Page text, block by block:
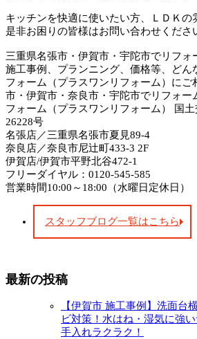
キッチンを快適に使いたい方、ＬＤＫの
是非お困りの皆様はお問い合わせくださ
三重県名張市・伊賀市・宇陀市でリフォ
施工事例、プランニング、価格等、どん
フォーム（プラスワンリフォーム）にご
市・伊賀市・奈良市・宇陀市でリフォー
フォーム（プラスワンリフォーム） 国
26228号
名張店／三重県名張市夏見89-4
奈良店／奈良市尼辻町433-3 2F
伊賀店/伊賀市平野北谷472-1
フリーダイヤル：0120-545-585
営業時間10:00～18:00（水曜日定休日）
スタッフブログ一覧はこちら
最新の投稿
【伊賀市 施工事例】洗面台
ビ対策！水はね・湿気に強
手入れラクラク！